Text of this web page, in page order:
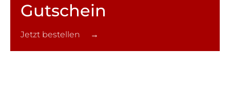
Gutschein
Jetzt bestellen →